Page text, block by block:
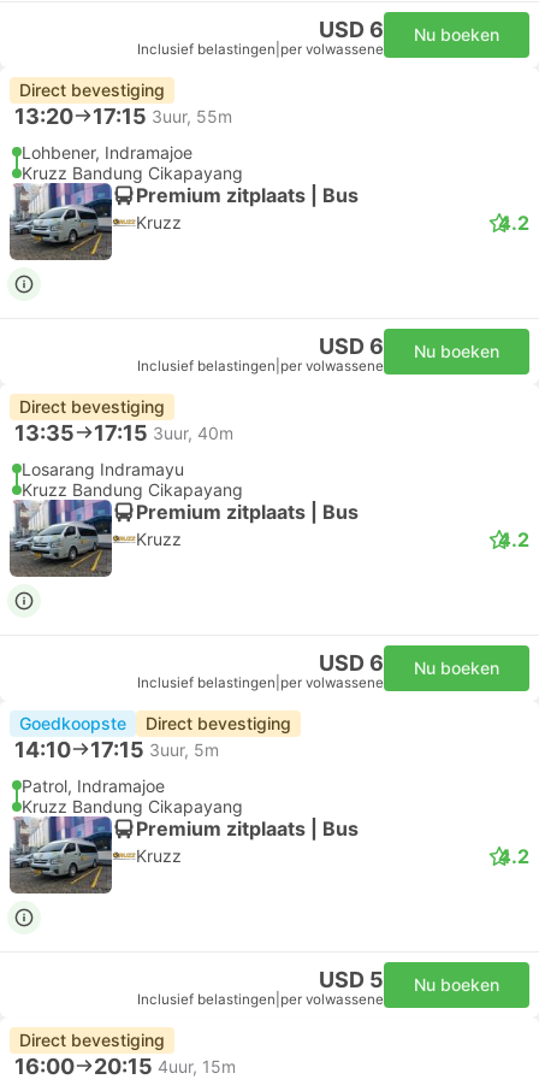
USD 6
Inclusief belastingen per volwassene
Nu boeken
Direct bevestiging
13:20 17:15 3uur, 55m
Lohbener, Indramajoe
Kruzz Bandung Cikapayang
Premium zitplaats | Bus
Kruzz 4.2
USD 6
Inclusief belastingen per volwassene
Nu boeken
Direct bevestiging
13:35 17:15 3uur, 40m
Losarang Indramayu
Kruzz Bandung Cikapayang
Premium zitplaats | Bus
Kruzz 4.2
USD 6
Inclusief belastingen per volwassene
Nu boeken
Goedkoopste Direct bevestiging
14:10 17:15 3uur, 5m
Patrol, Indramajoe
Kruzz Bandung Cikapayang
Premium zitplaats | Bus
Kruzz 4.2
USD 5
Inclusief belastingen per volwassene
Nu boeken
Direct bevestiging
16:00 20:15 4uur, 15m